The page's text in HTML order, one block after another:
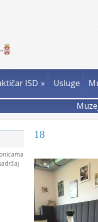
ISD » Usluge
18